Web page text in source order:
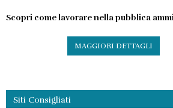
Scopri come lavorare nella pubblica
MAGGIORI DETTAGLI
Siti Consigliati